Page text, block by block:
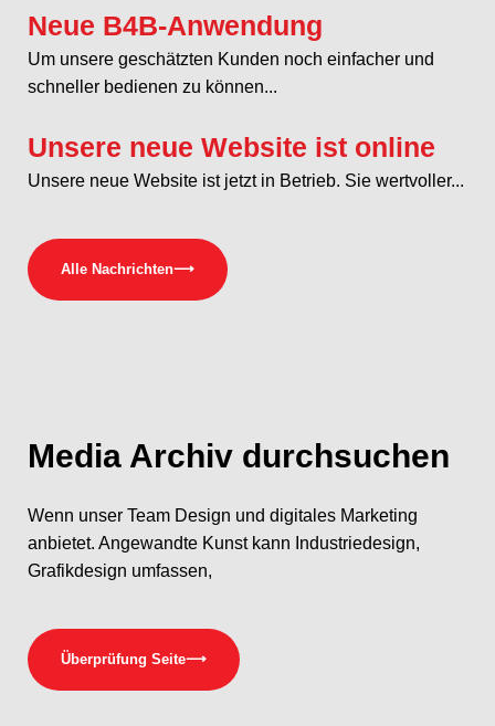
Neue B4B-Anwendung
Um unsere geschätzten Kunden noch einfacher und
schneller bedienen zu können...
Unsere neue Website ist online
Unsere neue Website ist jetzt in Betrieb. Sie wertvoller...
Alle Nachrichten⟶
Media Archiv durchsuchen
Wenn unser Team Design und digitales Marketing
anbietet. Angewandte Kunst kann Industriedesign,
Grafikdesign umfassen,
Überprüfung Seite⟶